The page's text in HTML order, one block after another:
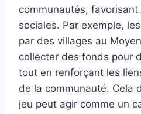
communautés,
sociales. Par exemple,
par des villages au
collecter des fonds pour
tout en renforçant les
de la communauté. Cela
jeu peut agir comme un